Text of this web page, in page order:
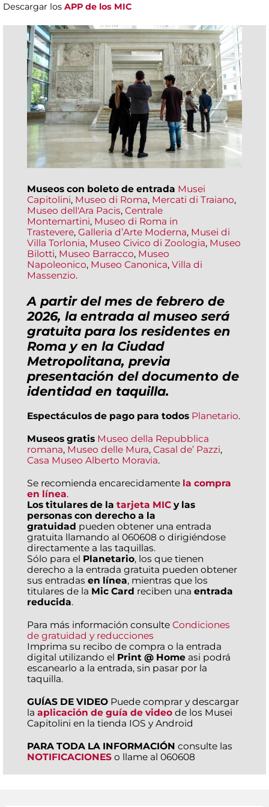
Descargar los APP de los MIC
Museos con boleto de entrada Musei
Capitolini, Museo di Roma, Mercati di Traiano,
Museo dell'Ara Pacis, Centrale
Montemartini, Museo di Roma in
Trastevere, Galleria d’Arte Moderna, Musei di
Villa Torlonia, Museo Civico di Zoologia, Museo
Bilotti, Museo Barracco, Museo
Napoleonico, Museo Canonica, Villa di
Massenzio.
A partir del mes de febrero de
2026, la entrada al museo será
gratuita para los residentes en
Roma y en la Ciudad
Metropolitana, previa
presentación del documento de
identidad en taquilla.
Espectáculos de pago para todos Planetario.
Museos gratis Museo della Repubblica
romana, Museo delle Mura, Casal de’ Pazzi,
Casa Museo Alberto Moravia.
Se recomienda encarecidamente la compra
en línea.
Los titulares de la tarjeta MIC y las
personas con derecho a la
gratuidad pueden obtener una entrada
gratuita llamando al 060608 o dirigiéndose
directamente a las taquillas.
Sólo para el Planetario, los que tienen
derecho a la entrada gratuita pueden obtener
sus entradas en línea, mientras que los
titulares de la Mic Card reciben una entrada
reducida.
Para más información consulte Condiciones
de gratuidad y reducciones
Imprima su recibo de compra o la entrada
digital utilizando el Print @ Home asi podrá
escanearlo a la entrada, sin pasar por la
taquilla.
GUÍAS DE VIDEO Puede comprar y descargar
la aplicación de guía de video de los Musei
Capitolini en la tienda IOS y Android
PARA TODA LA INFORMACIÓN consulte las
NOTIFICACIONES o llame al 060608